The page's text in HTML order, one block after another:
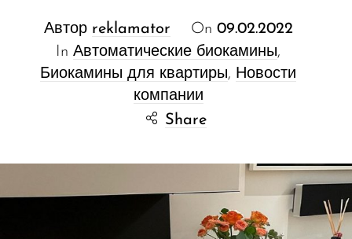
Автор reklamator On 09.02.2022
In Автоматические биокамины,
Биокамины для квартиры, Новости
компании
Share